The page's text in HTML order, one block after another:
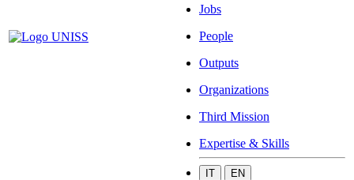
Jobs
People
Outputs
Organizations
Third Mission
Expertise & Skills
IT EN